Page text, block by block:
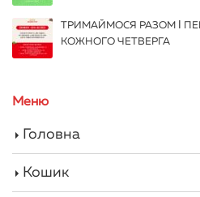
ТРИМАЙМОСЯ РАЗОМ І
КОЖНОГО ЧЕТВЕРГА
Меню
Головна
Кошик